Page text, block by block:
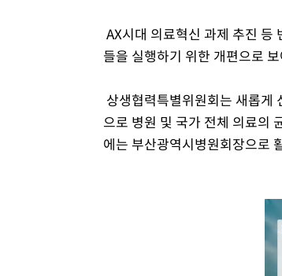
AX시대 의료혁신 과제 추진 등
들을 실행하기 위한 개편으로
상생협력특별위원회는 새롭게
으로 병원 및 국가 전체 의료의
에는 부산광역시병원회장으로